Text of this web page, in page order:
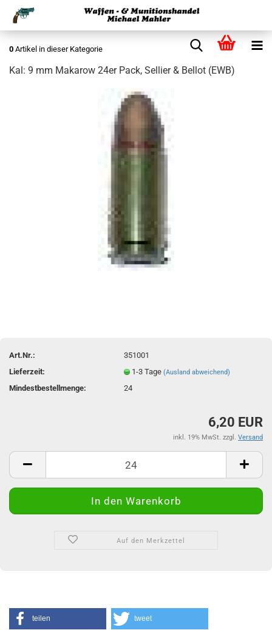
0 Artikel in dieser Kategorie
Kal: 9 mm Makarow 24er Pack, Sellier & Bellot (EWB)
Art.Nr.:
351001
Lieferzeit:
1-3 Tage(Ausland abweichend)
Mindestbestellmenge: 24
6,20 EUR
inkl. 19% MwSt. zzgl. Versand
Auf den Merkzettel
teilen tweet